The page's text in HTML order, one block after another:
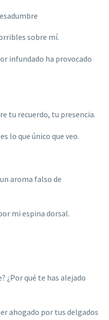
sobre mí.
infundado ha provocado
tu recuerdo, tu presencia.
lo que único que veo.
aroma falso de
mi espina dorsal.
¿Por qué te has alejado
ahogado por tus delgados